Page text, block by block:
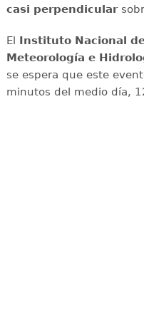
casi perpendicular
El Instituto Nacional
Meteorología e
se espera que este
minutos del medio día,